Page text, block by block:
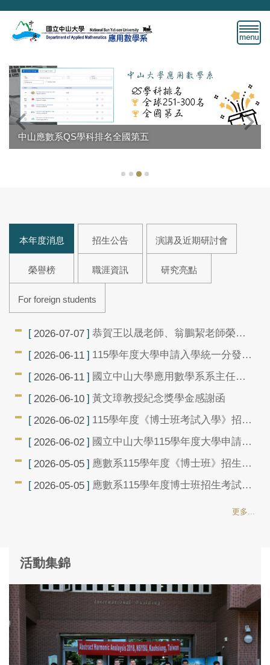
跳
主
容
中山應數系Research.com全國第二
本年度消息 招生公告 演講及近期研討會
榮譽榜 職涯資訊 研究亮點
For foreign students
2026-07-07
恭賀王以晟老師、翁鵬絜老師榮升
副教授
2026-06-11
115學年度大學申請入學統一分發結
果查詢及相關注意事項
2026-06-11
國立中山大學應用數學系系主任徵
求候選人公告(2026/06/11)
2026-06-10 黃文璋教授紀念獎學金感謝函
2026-06-02
115學年度《博士班考試入學》招生
考試錄取榜單
2026-06-02
國立中山大學115學年度大學申請入
學招生考試錄取榜單(含注意事項)
2026-05-05
應數系115學年度《博士班》招生考
試面試時間表
2026-05-05
應數系115學年度博士班招生考試評
更多...
活動集錦